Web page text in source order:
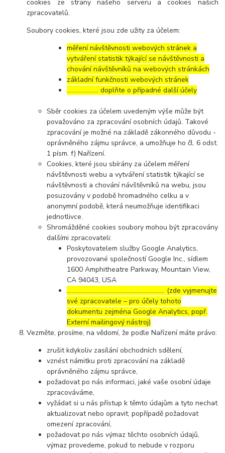
cookies ze strany našeho serveru a cookies našich
zpracovatelů.
Soubory cookies, které jsou zde užity za účelem:
měření návštěvnosti webových stránek a
vytváření statistik týkající se návštěvnosti a
chování návštěvníků na webových stránkách
základní funkčnosti webových stránek
………………… doplňte o případné další účely
Sběr cookies za účelem uvedeným výše může být
považováno za zpracování osobních údajů. Takové
zpracování je možné na základě zákonného důvodu -
oprávněného zájmu správce, a umožňuje ho čl. 6 odst.
1 písm. f) Nařízení.
Cookies, které jsou sbírány za účelem měření
návštěvnosti webu a vytváření statistik týkající se
návštěvnosti a chování návštěvníků na webu, jsou
posuzovány v podobě hromadného celku a v
anonymní podobě, která neumožňuje identifikaci
jednotlivce.
Shromážděné cookies soubory mohou být zpracovány
dalšími zpracovateli:
Poskytovatelem služby Google Analytics,
provozované společností Google Inc., sídlem
1600 Amphitheatre Parkway, Mountain View,
CA 94043, USA
……………………………………………………..… (zde vyjmenujte
své zpracovatele – pro účely tohoto
dokumentu zejména Google Analytics, popř.
Externí mailingový nástroj)
Vezměte, prosíme, na vědomí, že podle Nařízení máte právo:
zrušit kdykoliv zasílání obchodních sdělení,
vznést námitku proti zpracování na základě
oprávněného zájmu správce,
požadovat po nás informaci, jaké vaše osobní údaje
zpracováváme,
vyžádat si u nás přístup k těmto údajům a tyto nechat
aktualizovat nebo opravit, popřípadě požadovat
omezení zpracování,
požadovat po nás výmaz těchto osobních údajů,
výmaz provedeme, pokud to nebude v rozporu